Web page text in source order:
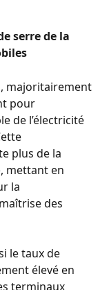
serre de la
majoritairement
pour
de l’électricité
plus de la
mettant en
la
des
le taux de
élevé en
terminaux